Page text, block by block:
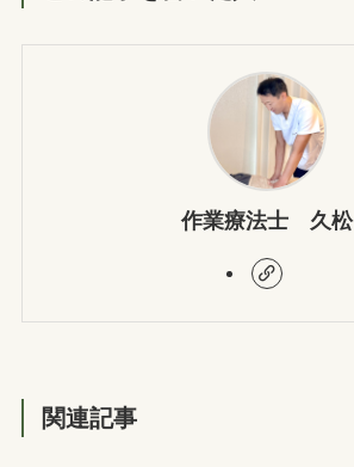
作業療法士 久松
関連記事